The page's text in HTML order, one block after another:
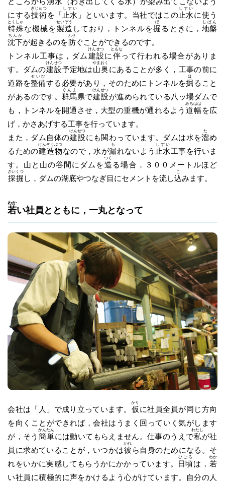
にする技術
ぎじゅつ
を「 止水
しすい
」といいます。当社ではこの止水
しすい
に使う
特殊
とくしゅ
な機械を製造
せいぞう
しており，トンネルを掘
ほ
るときに，地盤
じばん
沈下
ちんか
が起きるのを防
ふせ
ぐことができるのです。
トンネル工事は，ダム 建設
けんせつ
に 伴
ともな
って行われる場合がありま
す。ダムの建設
けんせつ
予定地は山奥
やまおく
にあることが多く，工事の前に
道路を整備
せいび
する必要があり，そのためにトンネルを掘
ほ
ること
があるのです。群馬
ぐんま
県で建設
けんせつ
が進められている八ッ場ダムで
も，トンネルを開通させ，大型の重機が通れるよう 道幅
みちはば
を広
げ，かさあげする工事を行っています。
また，ダム自体の建設
けんせつ
にも関わっています。ダムは水を溜
た
め
るための建造物
けんぞうぶつ
なので，水が漏
も
れないよう 止水
しすい
工事を行いま
す。山と山の谷間にダムを造
つく
る場合，３００メートルほど
採掘
さいくつ
し，ダムの湖底やつなぎ目にセメントを流し込
こ
みます。
若
わか
い社員とともに，一丸となって
会社は「人」で成り立っています。 仮
かり
に社員全員が同じ方向
を向くことができれば，会社はうまく回っていく気がします
が，そう 簡単
かんたん
には動いてもらえません。仕事のうえで私
わたし
が社
員に求めていることが，いつかは彼
かれ
ら自身のためになる。そ
れをいかに実感してもらうかにかかっています。 日頃
ひごろ
は， 若
わか
い社員に積極的に声をかけるよう心がけています。自分の人